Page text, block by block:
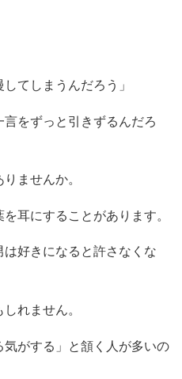
てしまうんだろう」
言をずっと引きずるんだろ
ませんか。
耳にすることがあります。
は好きになると許さなくな
れません。
がする」と頷く人が多いの